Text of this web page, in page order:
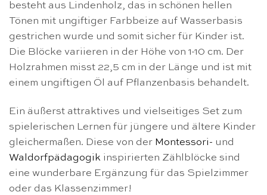
besteht aus Lindenholz, das in schönen hellen
Tönen mit ungiftiger Farbbeize auf Wasserbasis
gestrichen wurde und somit sicher für Kinder ist.
Die Blöcke variieren in der Höhe von 1-10 cm. Der
Holzrahmen misst 22,5 cm in der Länge und ist mit
einem ungiftigen Öl auf Pflanzenbasis behandelt.
Ein äußerst attraktives und vielseitiges Set zum
spielerischen Lernen für jüngere und ältere Kinder
gleichermaßen. Diese von der Montessori- und
Waldorfpädagogik inspirierten Zählblöcke sind
eine wunderbare Ergänzung für das Spielzimmer
oder das Klassenzimmer!